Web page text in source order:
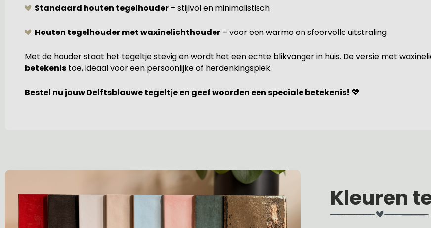
Standaard houten tegelhouder – stijlvol en minimalistisch
Houten tegelhouder met waxinelichthouder – voor een warme en sfeervolle uitstraling
Met de houder staat het tegeltje stevig en wordt het een echte blikvanger in huis. De versie met
betekenis toe, ideaal voor een persoonlijke of herdenkingsplek.
Bestel nu jouw Delftsblauwe tegeltje en geef woorden een speciale betekenis! 💖
Kleuren